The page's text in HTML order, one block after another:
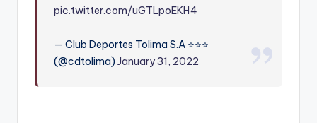
pic.twitter.com/uGTLpoEKH4
— Club Deportes Tolima S.A ⭐️⭐️⭐️
(@cdtolima)January 31, 2022